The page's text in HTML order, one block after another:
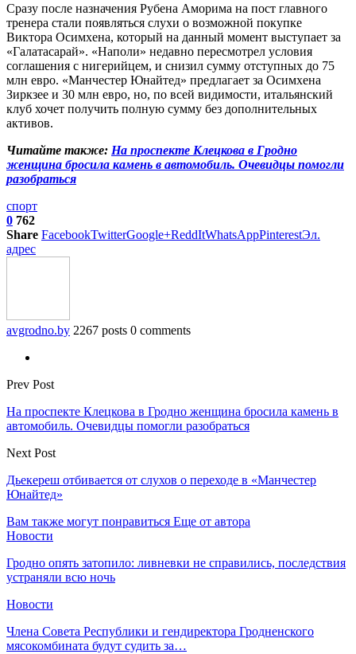
Сразу после назначения Рубена Аморима на пост главного
тренера стали появляться слухи о возможной покупке
Виктора Осимхена, который на данный момент выступает за
«Галатасарай». «Наполи» недавно пересмотрел условия
соглашения с нигерийцем, и снизил сумму отступных до 75
млн евро. «Манчестер Юнайтед» предлагает за Осимхена
Зиркзее и 30 млн евро, но, по всей видимости, итальянский
клуб хочет получить полную сумму без дополнительных
активов.
Читайте также: На проспекте Клецкова в Гродно
женщина бросила камень в автомобиль. Очевидцы помогли
разобраться
спорт
0 762
Share FacebookTwitterGoogle+ReddItWhatsAppPinterestЭл.
адрес
avgrodno.by 2267 posts 0 comments
Prev Post
На проспекте Клецкова в Гродно женщина бросила камень в
автомобиль. Очевидцы помогли разобраться
Next Post
Дьекереш отбивается от слухов о переходе в «Манчестер
Юнайтед»
Вам также могут понравиться Еще от автора
Новости
Гродно опять затопило: ливневки не справились, последствия
устраняли всю ночь
Новости
Члена Совета Республики и гендиректора Гродненского
мясокомбината будут судить за…